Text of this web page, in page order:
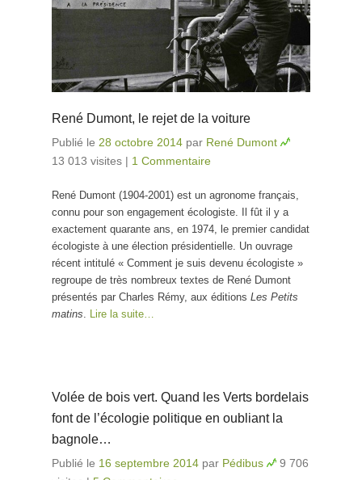
René Dumont, le rejet de la voiture
Publié le 28 octobre 2014 par René Dumont
13 013 visites | 1 Commentaire
René Dumont (1904-2001) est un agronome français,
connu pour son engagement écologiste. Il fût il y a
exactement quarante ans, en 1974, le premier candidat
écologiste à une élection présidentielle. Un ouvrage
récent intitulé « Comment je suis devenu écologiste »
regroupe de très nombreux textes de René Dumont
présentés par Charles Rémy, aux éditions Les Petits
matins
Lire la suite…
Volée de bois vert. Quand les Verts bordelais
font de l’écologie politique en oubliant la
bagnole…
Publié le 16 septembre 2014 par Pédibus
9 706